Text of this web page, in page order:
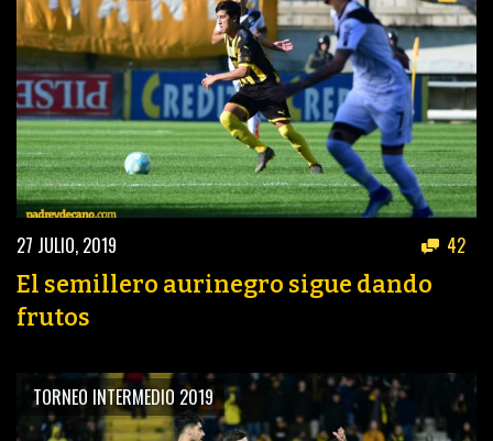
27 JULIO, 2019 42
El semillero aurinegro sigue dando
frutos
TORNEO INTERMEDIO 2019